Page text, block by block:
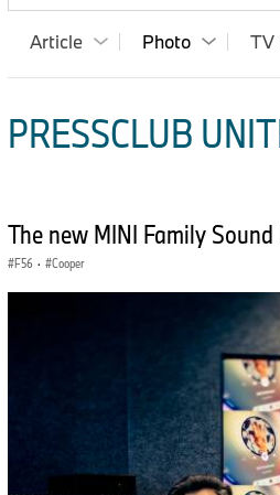
Article Photo TV
PRESSCLUB
The new MINI Family
F56 · Cooper